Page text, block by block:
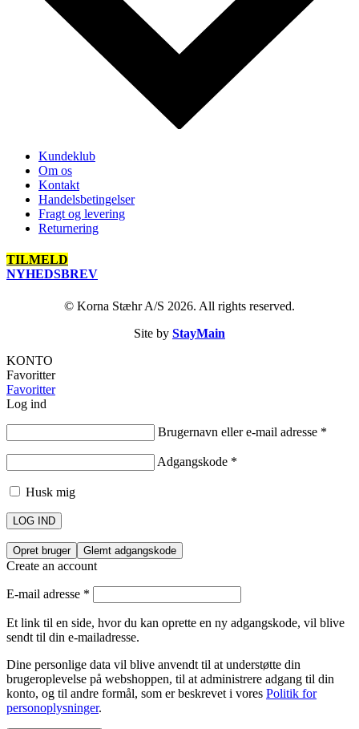
Kundeklub
Om os
Kontakt
Handelsbetingelser
Fragt og levering
Returnering
TILMELD
NYHEDSBREV
© Korna Stæhr A/S 2026. All rights reserved.
Site by StayMain
KONTO
Favoritter
Favoritter
Log ind
Brugernavn eller e-mail adresse *
Adgangskode *
Husk mig
LOG IND
Opret bruger Glemt adgangskode
Create an account
E-mail adresse *
Et link til en side, hvor du kan oprette en ny adgangskode, vil blive
sendt til din e-mailadresse.
Dine personlige data vil blive anvendt til at understøtte din
brugeroplevelse på webshoppen, til at administrere adgang til din
konto, og til andre formål, som er beskrevet i vores Politik for
personoplysninger.